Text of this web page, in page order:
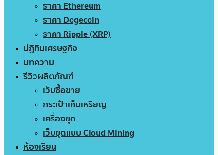
ราคา Ethereum
ราคา Dogecoin
ราคา Ripple (XRP)
ปฏิทินเศรษฐกิจ
บทความ
รีวิวผลิตภัณฑ์
เว็บซื้อขาย
กระเป๋าเก็บเหรียญ
เครื่องขุด
เว็บขุดแบบ Cloud Mining
ห้องเรียน